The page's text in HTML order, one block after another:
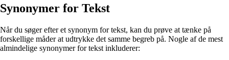
Synonymer for Tekst
Når du søger efter et synonym for tekst, kan du prøve at tænke på
forskellige måder at udtrykke det samme begreb på. Nogle af de mest
almindelige synonymer for tekst inkluderer: